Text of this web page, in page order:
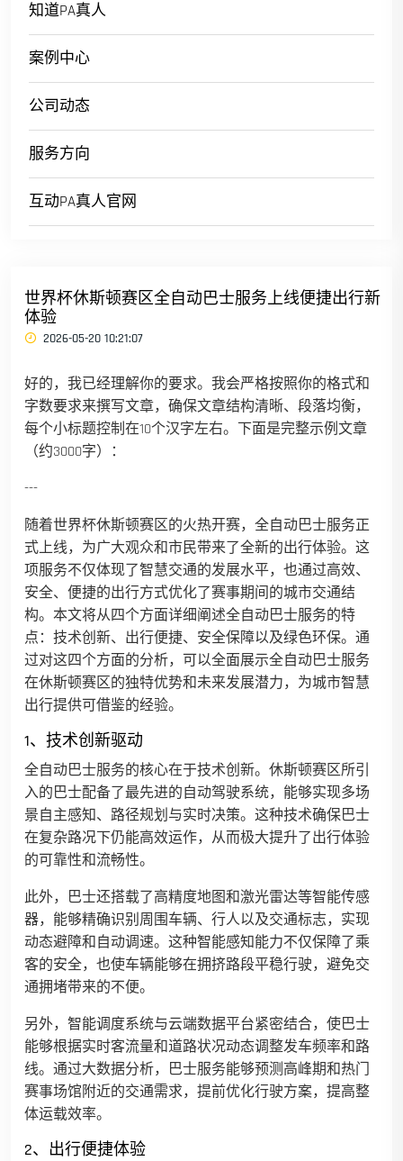
知道PA真人
案例中心
公司动态
服务方向
互动PA真人官网
世界杯休斯顿赛区全自动巴士服务上线便捷出行新
体验
2026-05-20 10:21:07
好的，我已经理解你的要求。我会严格按照你的格式和
字数要求来撰写文章，确保文章结构清晰、段落均衡，
每个小标题控制在10个汉字左右。下面是完整示例文章
（约3000字）：
---
随着世界杯休斯顿赛区的火热开赛，全自动巴士服务正
式上线，为广大观众和市民带来了全新的出行体验。这
项服务不仅体现了智慧交通的发展水平，也通过高效、
安全、便捷的出行方式优化了赛事期间的城市交通结
构。本文将从四个方面详细阐述全自动巴士服务的特
点：技术创新、出行便捷、安全保障以及绿色环保。通
过对这四个方面的分析，可以全面展示全自动巴士服务
在休斯顿赛区的独特优势和未来发展潜力，为城市智慧
出行提供可借鉴的经验。
1、技术创新驱动
全自动巴士服务的核心在于技术创新。休斯顿赛区所引
入的巴士配备了最先进的自动驾驶系统，能够实现多场
景自主感知、路径规划与实时决策。这种技术确保巴士
在复杂路况下仍能高效运作，从而极大提升了出行体验
的可靠性和流畅性。
此外，巴士还搭载了高精度地图和激光雷达等智能传感
器，能够精确识别周围车辆、行人以及交通标志，实现
动态避障和自动调速。这种智能感知能力不仅保障了乘
客的安全，也使车辆能够在拥挤路段平稳行驶，避免交
通拥堵带来的不便。
另外，智能调度系统与云端数据平台紧密结合，使巴士
能够根据实时客流量和道路状况动态调整发车频率和路
线。通过大数据分析，巴士服务能够预测高峰期和热门
赛事场馆附近的交通需求，提前优化行驶方案，提高整
体运载效率。
2、出行便捷体验